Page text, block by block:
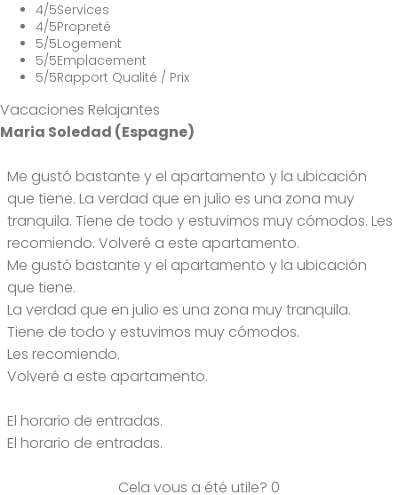
4/5Services
4/5Propreté
5/5Logement
5/5Emplacement
5/5Rapport Qualité / Prix
Vacaciones Relajantes
Maria Soledad (Espagne)
Me gustó bastante y el apartamento y la ubicación
que tiene. La verdad que en julio es una zona muy
tranquila. Tiene de todo y estuvimos muy cómodos. Les
recomiendo. Volveré a este apartamento.
Me gustó bastante y el apartamento y la ubicación
que tiene.
La verdad que en julio es una zona muy tranquila.
Tiene de todo y estuvimos muy cómodos.
Les recomiendo.
Volveré a este apartamento.
El horario de entradas.
El horario de entradas.
Cela vous a été utile? 0